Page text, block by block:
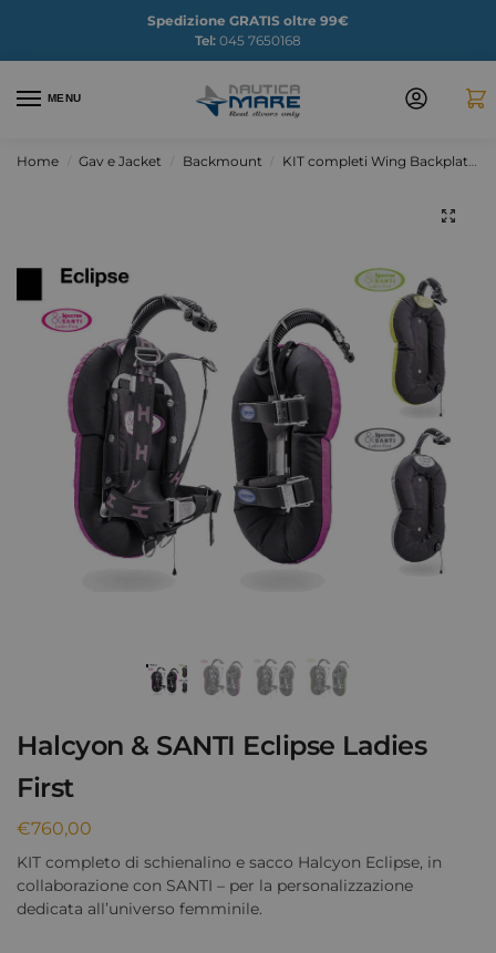
Spedizione GRATIS oltre 99€
Tel: 045 7650168
MENU
Home Gav e Jacket Backmount KIT completi Wing Backplate
Halcyon & SANTI Eclipse Ladies
First
€760,00
KIT completo di schienalino e sacco Halcyon Eclipse, in
collaborazione con SANTI – per la personalizzazione
dedicata all’universo femminile.